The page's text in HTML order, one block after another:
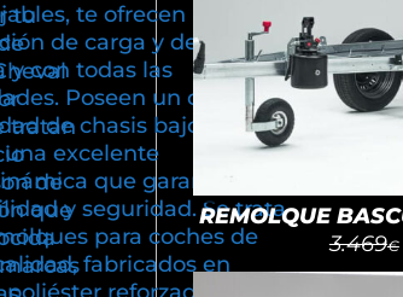
tu
tratan
de
que
te ofrecen una
de carga y descarga,
y con todas las
Poseen un centro de
de chasis bajo, así
excelente
que garantiza
y seguridad. Se trata
para coches de
fabricados en
REMOLQUE
3.469€